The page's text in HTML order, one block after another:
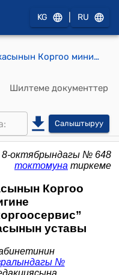
KG RU
Кыргыз Республикасынын Коргоо министрлигине караштуу “Кыргызкоргоосервис” мамлекеттик ишканасынын уставы (Кыргыз Республикасынын Министрлер Кабинетинин 2025-жылдын 8-октябрындагы № 648 токтомуна тиркеме)
Шилтеме документтер
Салыштыруу